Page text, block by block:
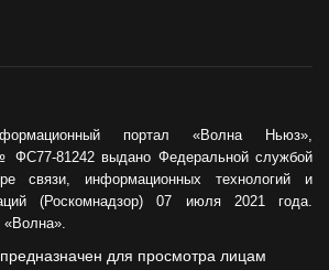
портал «Волна Ньюз»,
ФС77-81242 выдано Федеральной службой
связи, информационных технологий и
(Роскомнадзор) 07 июля 2021 года.
для просмотра лицам